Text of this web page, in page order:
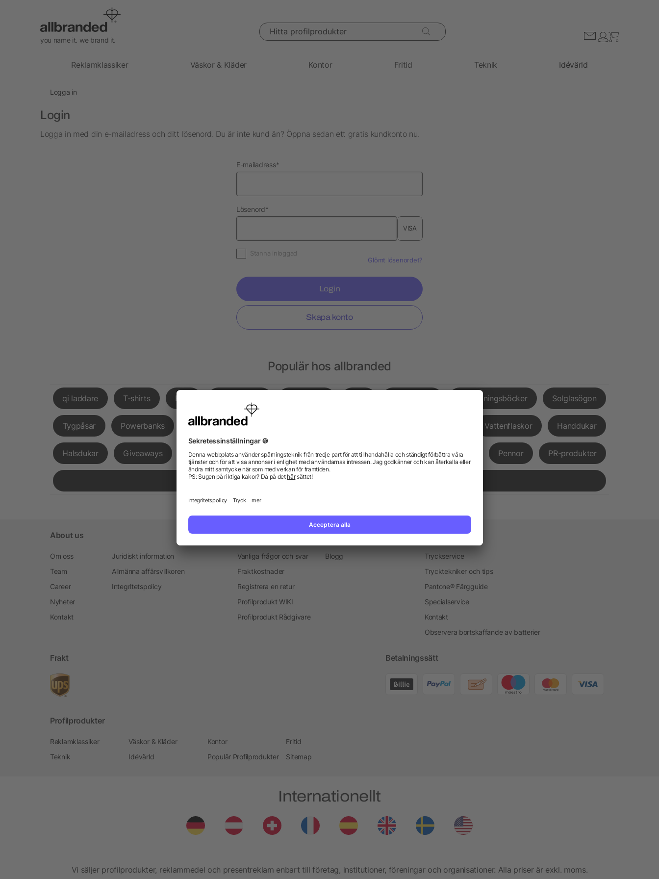
you name it. we brand it.
Hitta profilprodukter
Reklamklassiker Väskor & Kläder Kontor Fritid Teknik Idévärld
Logga in
Login
Logga in med din e-mailadress och ditt lösenord. Du är inte kund än? Öppna sedan ett gratis kundkonto nu.
E-mailadressnödvändig
*
Lösenordnödvändig
*
VISA
Stanna inloggad
Glömt lösenordet?
Login
Skapa konto
Populär hos allbranded
qi laddare T-shirts Påsk Anteckningsböcker Solglasögon
Tygpåsar Powerbanks Godispåsar Vattenflaskor Handdukar
Halsdukar Giveaways Expressleverans Marknadsföring objekt Merchandise-Säljfrämjande Pennor PR-produkter
Presenter för medarbetare
About us
Om oss
Team
Career
Nyheter
Kontakt
Juridiskt information
Allmänna affärsvillkoren
Integritetspolicy
Information
Vanliga frågor och svar
Fraktkostnader
Registrera en retur
Profilprodukt WIKI
Profilprodukt Rådgivare
Blogg
Service
Tryckservice
Trycktekniker och tips
Pantone® Färgguide
Specialservice
Kontakt
Observera bortskaffande av batterier
Frakt Betalningssätt
Profilprodukter
Reklamklassiker Väskor & Kläder Kontor
Fritid
Teknik
Idévärld Populär Profilprodukter Sitemap
Internationellt
Vi säljer profilprodukter, reklammedel och presentreklam enbart till företag, institutioner, föreningar och organisationer. Alla priser är exkl. moms.